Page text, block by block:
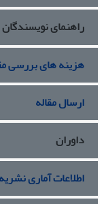
و نگرش جامعه
تفکرات مردسالار
برشمرد. در پایان،
هنجارهای
راهنمای نویسندگان
هزینه های بررسی
ارسال مقاله
داوران
اطلاعات آماری نشریه